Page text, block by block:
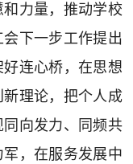
力量，推动学校
下一步工作提出
连心桥，在思想
理论，把个人成
向发力、同频共
，在服务发展中